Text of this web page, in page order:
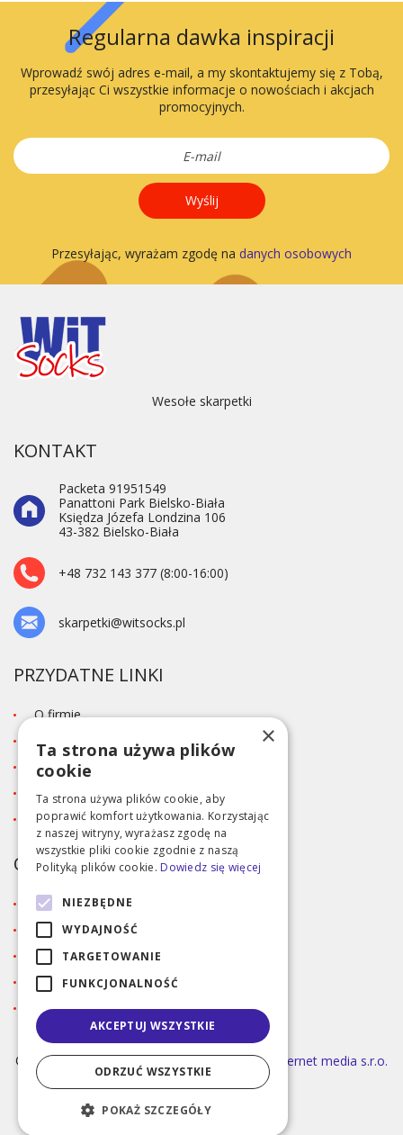
Regularna dawka inspiracji
Wprowadź swój adres e-mail, a my skontaktujemy się z Tobą,
przesyłając Ci wszystkie informacje o nowościach i akcjach
promocyjnych.
Wyślij
Przesyłając, wyrażam zgodę na danych osobowych
Wesołe skarpetki
KONTAKT
Packeta 91951549
Panattoni Park Bielsko-Biała
Księdza Józefa Londzina 106
43-382 Bielsko-Biała
+48 732 143 377 (8:00-16:00)
skarpetki@witsocks.pl
PRZYDATNE LINKI
O firmie
Blog
Kontakt
Tabela rozmiarów
Polityka prywatności RODO
OBSŁUGA KLIENTA
Regulamin
Dostawa i metody płatności
Reklamacja
Zaloguj się
Rejestracja
©2026 MODA ČAPEK s.r.o. Made by INIZIO Internet media s.r.o.
|
nastavení cookies
×
Ta strona używa plików
cookie
Ta strona używa plików cookie, aby
poprawić komfort użytkowania. Korzystając
z naszej witryny, wyrażasz zgodę na
wszystkie pliki cookie zgodnie z naszą
Polityką plików cookie. Dowiedz się więcej
NIEZBĘDNE
WYDAJNOŚĆ
TARGETOWANIE
FUNKCJONALNOŚĆ
AKCEPTUJ WSZYSTKIE
ODRZUĆ WSZYSTKIE
POKAŻ SZCZEGÓŁY